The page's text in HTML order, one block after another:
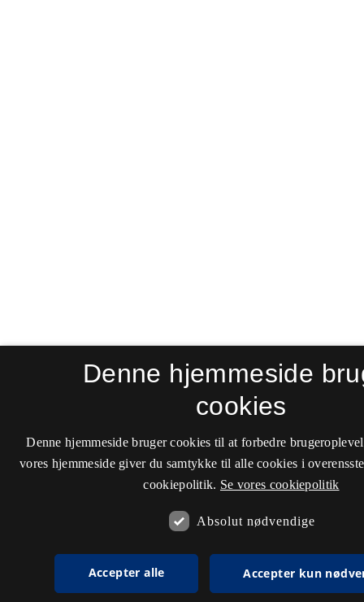
Denne hjemmeside
cookies
Denne hjemmeside bruger cookies til at forbedre
vores hjemmeside giver du samtykke til alle cookies i
cookiepolitik. Se vores cookiepolitik
Absolut nødvendige
Accepter alle Accepter kun